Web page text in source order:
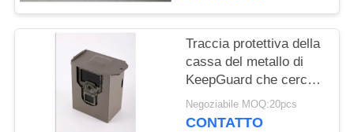
Traccia protettiva della
cassa del metallo di
KeepGuard che cerca
l'OEM degli accessori
della macchina
Negoziabile MOQ:20pcs
CONTATTO